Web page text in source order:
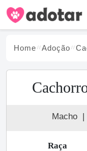
Home Adoção
Macho |
Raça